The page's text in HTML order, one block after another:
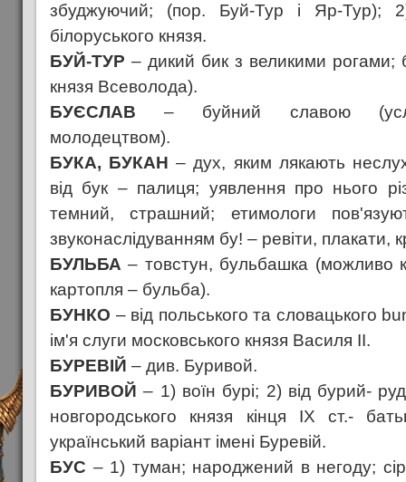
збуджуючий; (пор. Буй-Тур і Яр-Тур);
білоруського князя.
БУЙ-ТУР – дикий бик з великими рогами;
князя Всеволода).
БУЄСЛАВ – буйний славою
молодецтвом).
БУКА, БУКАН – дух, яким лякають
від бук – палиця; уявлення про нього
темний, страшний; етимологи
звуконаслідуванням бу! – ревіти, плакати,
БУЛЬБА – товстун, бульбашка (можливо
картопля – бульба).
БУНКО – від польського та словацького
ім'я слуги московського князя Василя ІІ.
БУРЕВІЙ – див. Буривой.
БУРИВОЙ– 1) воїн бурі; 2) від бурий-
новгородського князя кінця ІХ ст.-
український варіант імені Буревій.
БУС – 1) туман; народжений в негоду;